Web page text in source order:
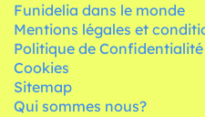
Funidelia dans le monde
Mentions légales et
Politique de Confidentialité
Cookies
Sitemap
Qui sommes nous?